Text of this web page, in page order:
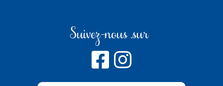
Suivez-nous sur